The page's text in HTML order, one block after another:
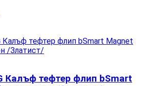
Калъф тефтер флип bSmart